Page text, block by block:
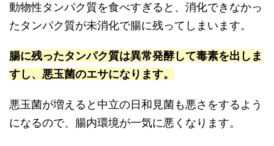
動物性タンパク質を食べすぎると、消化できなかっ
たタンパク質が未消化で腸に残ってしまいます。
腸に残ったタンパク質は異常発酵して毒素を出しま
すし、悪玉菌のエサになります。
悪玉菌が増えると中立の日和見菌も悪さをするよう
になるので、腸内環境が一気に悪くなります。